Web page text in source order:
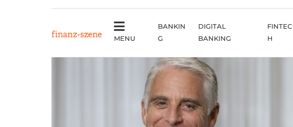
MENU
BANKIN
G
DIGITAL
BANKING
FINTEC
H